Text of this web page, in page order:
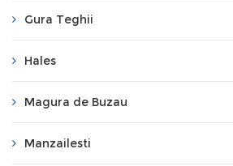
Gura Teghii
Hales
Magura de Buzau
Manzailesti